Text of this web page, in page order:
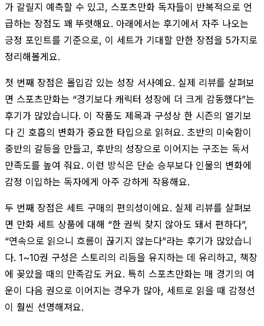
가 갈릴지 예측할 수 있고, 스포츠만화 독자들이 반복적으로 언
급하는 장점도 꽤 뚜렷해요. 아래에서는 후기에서 자주 나오는
긍정 포인트를 기준으로, 이 세트가 기대할 만한 장점을 5가지로
정리해볼게요.
첫 번째 장점은 몰입감 있는 성장 서사예요. 실제 리뷰를 살펴보
면 스포츠만화는 “경기보다 캐릭터 성장에 더 크게 감동했다”는
후기가 많았습니다. 이 작품도 제목과 구성상 한 시즌의 열기보
다 긴 호흡의 변화가 중요한 타입으로 읽혀요. 초반의 미숙함이
중반의 갈등을 만들고, 후반의 성장으로 이어지는 구조는 독서
만족도를 높여 줘요. 이런 방식은 단순 승부보다 인물의 변화에
감정 이입하는 독자에게 아주 강하게 작용해요.
두 번째 장점은 세트 구매의 편의성이에요. 실제 리뷰를 살펴보
면 만화 세트 상품에 대해 “한 권씩 찾지 않아도 돼서 편하다”,
“연속으로 읽으니 흐름이 끊기지 않는다”라는 후기가 많았습니
다. 1~10권 구성은 스토리의 리듬을 유지하는 데 유리하고, 책장
에 꽂았을 때의 만족감도 커요. 특히 스포츠만화는 매 경기의 여
운이 다음 권으로 이어지는 경우가 많아, 세트로 읽을 때 감정선
이 훨씬 선명해져요.